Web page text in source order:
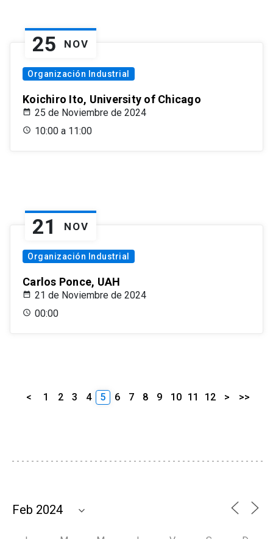
25 NOV
Organización Industrial
Koichiro Ito, University of Chicago
25 de Noviembre de 2024
10:00 a 11:00
21 NOV
Organización Industrial
Carlos Ponce, UAH
21 de Noviembre de 2024
00:00
< 1 2 3 4 5 6 7 8 9 10 11 12 > >>